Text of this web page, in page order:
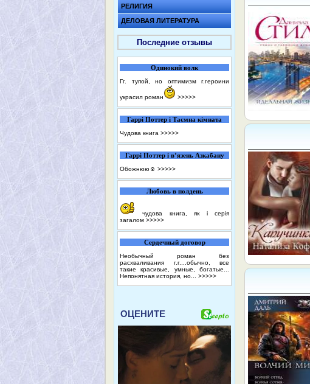
РЕЛИГИЯ
ДЕЛОВАЯ ЛИТЕРАТУРА
Последние отзывы
Одинокий волк
Гг. тупой, но оптимизм г.героини
украсил роман >>>>>
Гаррі Поттер і Таємна кімната
Чудова книга >>>>>
Гаррі Поттер і в’язень Азкабану
Обожнюю☺️ >>>>>
Любовь в полдень
чудова книга, як і серія
загалом >>>>>
Сердечный договор
Необычный роман без
расхваливания г.г....обычно, все
такие красивые, умные, богатые...
Непонятная история, но... >>>>>
ОЦЕНИТЕ